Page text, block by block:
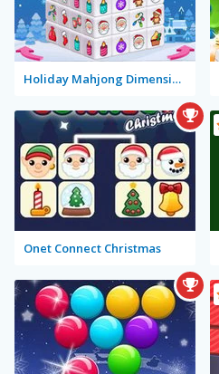
Holiday Mahjong Dimensions
Onet Connect Christmas